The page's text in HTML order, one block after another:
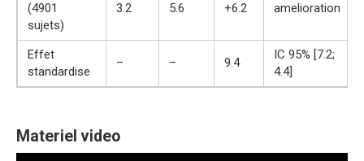
(4901
sujets)
3.2 5.6 +6.2 amelioration
Effet
standardise
– – 9.4
IC 95% [7.2;
4.4]
Materiel video